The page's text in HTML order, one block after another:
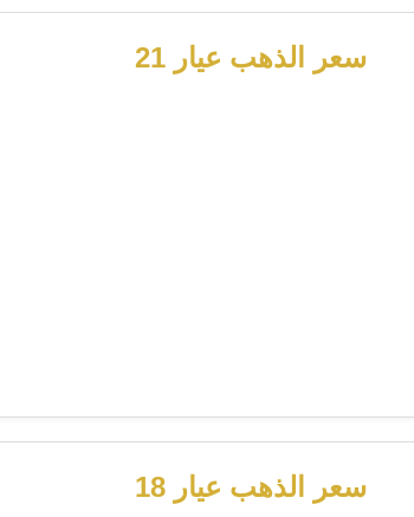
سعر الذهب عيار 21
سعر الذهب عيار 18